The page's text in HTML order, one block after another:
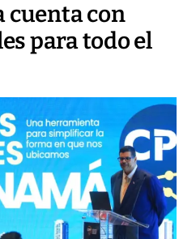
cuenta con
para todo el